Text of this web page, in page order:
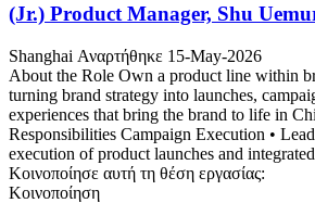
(Jr.) Product Manager, Shu
Shanghai Αναρτήθηκε 15-May-2026
About the Role Own a product line within
turning brand strategy into launches,
experiences that bring the brand to life in
Responsibilities Campaign Execution •
execution of product launches and
Κοινοποίησε αυτή τη θέση εργασίας:
Κοινοποίηση